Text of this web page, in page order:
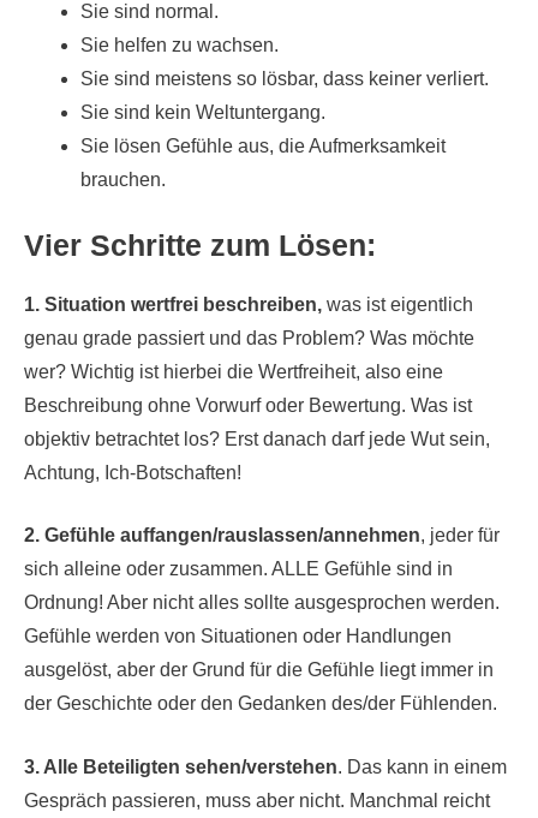
Sie sind normal.
Sie helfen zu wachsen.
Sie sind meistens so lösbar, dass keiner verliert.
Sie sind kein Weltuntergang.
Sie lösen Gefühle aus, die Aufmerksamkeit
brauchen.
Vier Schritte zum Lösen:
1. Situation wertfrei beschreiben, was ist eigentlich
genau grade passiert und das Problem? Was möchte
wer? Wichtig ist hierbei die Wertfreiheit, also eine
Beschreibung ohne Vorwurf oder Bewertung. Was ist
objektiv betrachtet los? Erst danach darf jede Wut sein,
Achtung, Ich-Botschaften!
2. Gefühle auffangen/rauslassen/annehmen, jeder für
sich alleine oder zusammen. ALLE Gefühle sind in
Ordnung! Aber nicht alles sollte ausgesprochen werden.
Gefühle werden von Situationen oder Handlungen
ausgelöst, aber der Grund für die Gefühle liegt immer in
der Geschichte oder den Gedanken des/der Fühlenden.
3. Alle Beteiligten sehen/verstehen. Das kann in einem
Gespräch passieren, muss aber nicht. Manchmal reicht